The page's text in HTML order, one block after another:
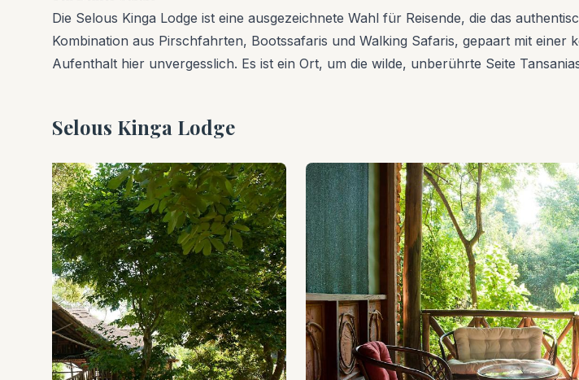
Die Selous Kinga Lodge ist eine ausgezeichnete Wahl für Reisende, die das
Kombination aus Pirschfahrten, Bootssafaris und Walking Safaris, gepaart mit
Aufenthalt hier unvergesslich. Es ist ein Ort, um die wilde, unberührte Seite
Selous Kinga Lodge